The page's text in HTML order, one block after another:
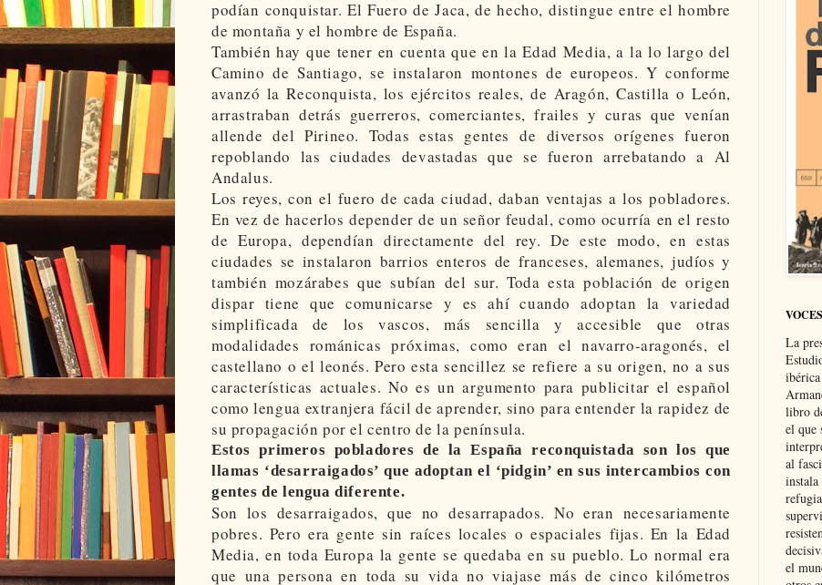
podían conquistar. El Fuero de Jaca, de hecho, distingue entre el hombre
de montaña y el hombre de España.
También hay que tener en cuenta que en la Edad Media, a la lo largo del
Camino de Santiago, se instalaron montones de europeos. Y conforme
avanzó la Reconquista, los ejércitos reales, de Aragón, Castilla o León,
arrastraban detrás guerreros, comerciantes, frailes y curas que venían
allende del Pirineo. Todas estas gentes de diversos orígenes fueron
repoblando las ciudades devastadas que se fueron arrebatando a Al
Andalus.
Los reyes, con el fuero de cada ciudad, daban ventajas a los pobladores.
En vez de hacerlos depender de un señor feudal, como ocurría en el resto
de Europa, dependían directamente del rey. De este modo, en estas
ciudades se instalaron barrios enteros de franceses, alemanes, judíos y
también mozárabes que subían del sur. Toda esta población de origen
dispar tiene que comunicarse y es ahí cuando adoptan la variedad
simplificada de los vascos, más sencilla y accesible que otras
modalidades románicas próximas, como eran el navarro-aragonés, el
castellano o el leonés. Pero esta sencillez se refiere a su origen, no a sus
características actuales. No es un argumento para publicitar el español
como lengua extranjera fácil de aprender, sino para entender la rapidez de
su propagación por el centro de la península.
Estos primeros pobladores de la España reconquistada son los que
llamas ‘desarraigados’ que adoptan el ‘pidgin’ en sus intercambios con
gentes de lengua diferente.
Son los desarraigados, que no desarrapados. No eran necesariamente
pobres. Pero era gente sin raíces locales o espaciales fijas. En la Edad
Media, en toda Europa la gente se quedaba en su pueblo. Lo normal era
que una persona en toda su vida no viajase más de cinco kilómetros
La
libro
el que
al
el